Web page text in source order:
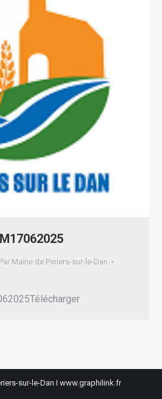
Par Mairie de Periers-sur-le-Dan
sur-le-Dan I www.graphilink.fr